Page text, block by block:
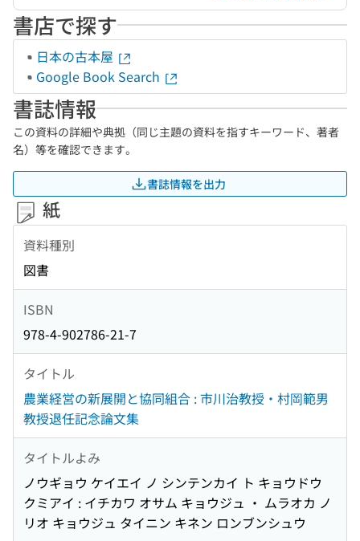
書店で探す
日本の古本屋
Google Book Search
書誌情報
この資料の詳細や典拠（同じ主題の資料を指すキーワード、著者
名）等を確認できます。
書誌情報を出力
紙
資料種別
図書
ISBN
978-4-902786-21-7
タイトル
農業経営の新展開と協同組合 : 市川治教授・村岡範男
教授退任記念論文集
タイトルよみ
ノウギョウ ケイエイ ノ シンテンカイ ト キョウドウ
クミアイ : イチカワ オサム キョウジュ ・ ムラオカ ノ
リオ キョウジュ タイニン キネン ロンブンシュウ